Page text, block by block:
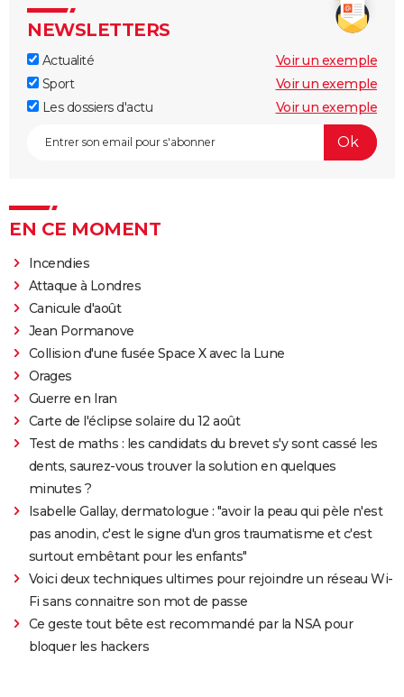
NEWSLETTERS
Actualité
Voir un exemple
Sport
Voir un exemple
Les dossiers d'actu
Voir un exemple
EN CE MOMENT
Incendies
Attaque à Londres
Canicule d'août
Jean Pormanove
Collision d'une fusée Space X avec la Lune
Orages
Guerre en Iran
Carte de l'éclipse solaire du 12 août
Test de maths : les candidats du brevet s'y sont cassé les
dents, saurez-vous trouver la solution en quelques
minutes ?
Isabelle Gallay, dermatologue : "avoir la peau qui pèle n'est
pas anodin, c'est le signe d'un gros traumatisme et c'est
surtout embêtant pour les enfants"
Voici deux techniques ultimes pour rejoindre un réseau Wi-
Fi sans connaitre son mot de passe
Ce geste tout bête est recommandé par la NSA pour
bloquer les hackers